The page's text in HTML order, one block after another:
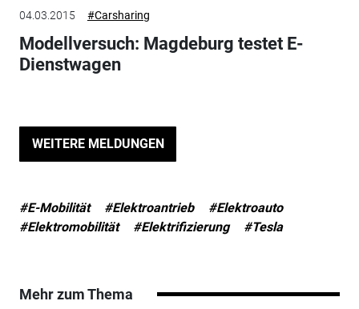
04.03.2015 #Carsharing
Modellversuch: Magdeburg testet E-
Dienstwagen
WEITERE MELDUNGEN
#E-Mobilität #Elektroantrieb
#Elektroauto
#Elektromobilität
#Elektrifizierung #Tesla
Mehr zum Thema